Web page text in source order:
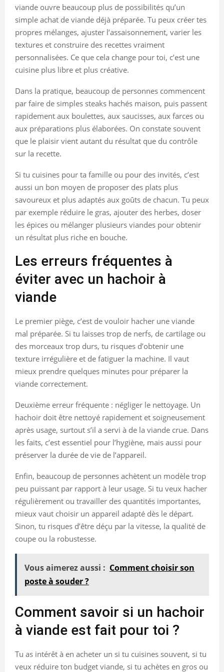
viande ouvre beaucoup plus de possibilités qu’un
simple achat de viande déjà préparée. Tu peux créer tes
propres mélanges, ajuster l’assaisonnement, varier les
textures et construire des recettes vraiment
personnalisées. Ce que cela change pour toi, c’est une
cuisine plus libre et plus créative.
Dans la pratique, beaucoup de personnes commencent
par faire de simples steaks hachés maison, puis passent
rapidement aux boulettes, aux saucisses, aux farces ou
aux préparations plus élaborées. On constate souvent
que le plaisir vient autant du résultat que du contrôle
sur la recette.
Si tu cuisines pour ta famille ou pour des invités, c’est
aussi un bon moyen de proposer des plats plus
savoureux et plus adaptés aux goûts de chacun. Tu peux
par exemple réduire le gras, ajouter des herbes, doser
les épices ou mélanger plusieurs viandes pour obtenir
un résultat plus riche en bouche.
Les erreurs fréquentes à
éviter avec un hachoir à
viande
Le premier piège, c’est de vouloir hacher une viande
mal préparée. Si tu laisses trop de nerfs, de cartilage ou
des morceaux trop durs, tu risques d’obtenir une
texture irrégulière et de fatiguer la machine. Il vaut
mieux prendre quelques minutes pour préparer la
viande correctement.
Deuxième erreur fréquente : négliger le nettoyage. Un
hachoir doit être nettoyé rapidement et soigneusement
après usage, surtout s’il a servi à de la viande crue. Dans
les faits, c’est essentiel pour l’hygiène, mais aussi pour
préserver la durée de vie de l’appareil.
Enfin, beaucoup de personnes achètent un modèle trop
peu puissant par rapport à leur usage. Si tu veux hacher
régulièrement ou travailler des quantités importantes,
mieux vaut choisir un appareil adapté dès le départ.
Sinon, tu risques d’être déçu par la vitesse, la qualité de
coupe ou la robustesse.
Vous aimerez aussi : Comment choisir son
poste à souder ?
Comment savoir si un hachoir
à viande est fait pour toi ?
Tu as intérêt à en acheter un si tu cuisines souvent, si tu
veux réduire ton budget viande, si tu achètes en gros ou